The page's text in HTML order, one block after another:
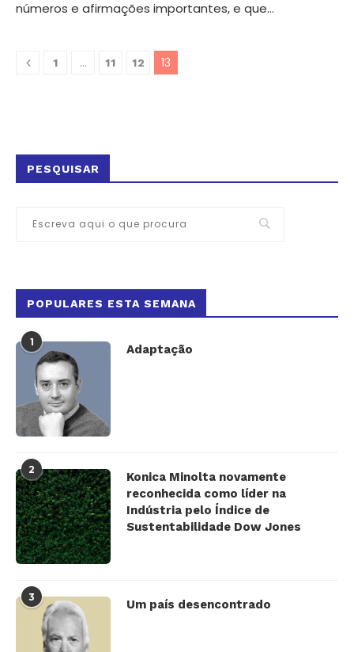
números e afirmações importantes, e que…
1 … 11 12 13
PESQUISAR
POPULARES ESTA SEMANA
1
Adaptação
2
Konica Minolta novamente
reconhecida como líder na
Indústria pelo Índice de
Sustentabilidade Dow Jones
3
Um país desencontrado